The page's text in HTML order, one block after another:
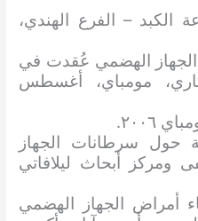
الكبد – الفرع الهندي،
الهضمي عُقدت في
مومباي، أغسطس
حول سرطانات الجهاز
أبحاث ليلافاتي
أمراض الجهاز الهضمي